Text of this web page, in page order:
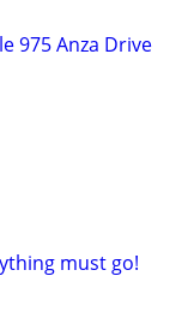
975 Anza Drive
must go!